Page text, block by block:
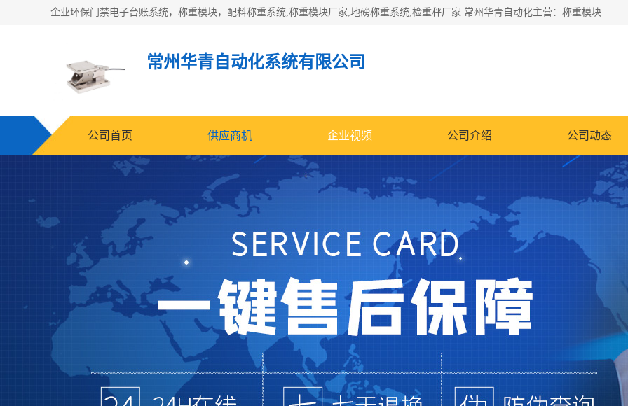
企业环保门禁电子台账系统，称重模块，配料称重系统,称重模块厂家,地磅称重系统,检重秤厂家 常州华青自动化主营：称重模块、无人值守称重系统、配料称重系统、地磅称重系统、检重秤、托利多称重模块等产品。各种称重软件，移动源环保门禁电子台账系统软件。 常州华青自动化系统有限公司7*24的电话支持服务、项目现场开发服务、新功能定制研发服务，产品培训、远程维护，现场安装调试工程等。
常州华青自动化系统有限公司
公司首页 供应商机 企业视频 公司介绍 公司动态